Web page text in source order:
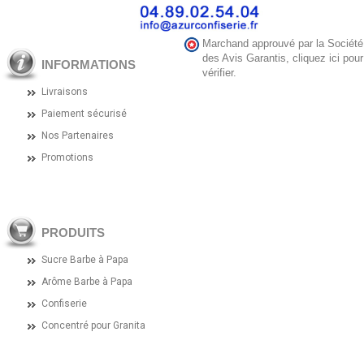
INFORMATIONS
Livraisons
Paiement sécurisé
Nos Partenaires
Promotions
PRODUITS
Sucre Barbe à Papa
Arôme Barbe à Papa
Confiserie
Concentré pour Granita
Marchand approuvé par la Société
des Avis Garantis, cliquez ici pour
vérifier.